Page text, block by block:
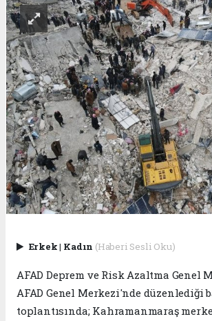
Erkek| Kadın (Haberi Sesli Oku)
AFAD Deprem ve Risk Azaltma Genel
AFAD Genel Merkezi'nde düzenlediği
toplantısında; Kahramanmaraş